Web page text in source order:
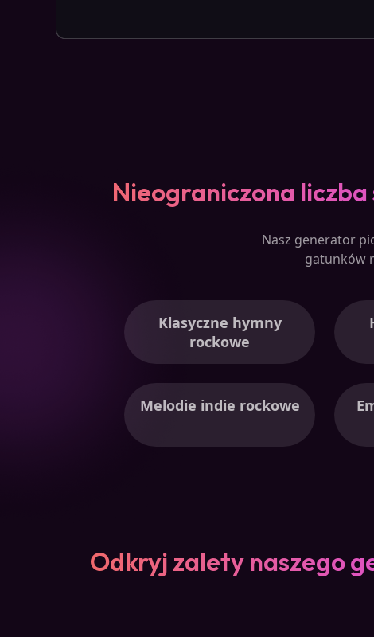
Nieograniczona
Nasz generator
gatunków
Klasyczne hymny
rockowe
Melodie indie rockowe
Odkryj zalety naszego